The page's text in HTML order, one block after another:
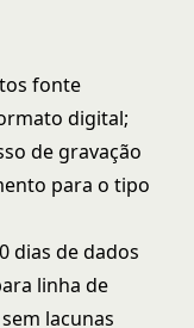
fonte
digital;
de gravação
para o tipo
dias de dados
linha de
lacunas